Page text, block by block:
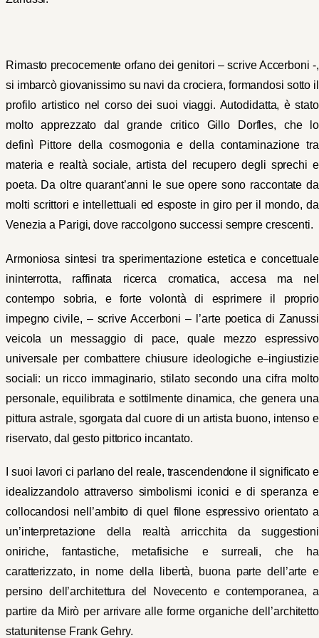
Rimasto precocemente orfano dei genitori – scrive Accerboni -,
si imbarcò giovanissimo su navi da crociera, formandosi sotto il
profilo artistico nel corso dei suoi viaggi. Autodidatta, è stato
molto apprezzato dal grande critico Gillo Dorfles, che lo
definì Pittore della cosmogonia e della contaminazione tra
materia e realtà sociale, artista del recupero degli sprechi e
poeta. Da oltre quarant’anni le sue opere sono raccontate da
molti scrittori e intellettuali ed esposte in giro per il mondo, da
Venezia a Parigi, dove raccolgono successi sempre crescenti.
Armoniosa sintesi tra sperimentazione estetica e concettuale
ininterrotta, raffinata ricerca cromatica, accesa ma nel
contempo sobria, e forte volontà di esprimere il proprio
impegno civile, – scrive Accerboni – l’arte poetica di Zanussi
veicola un messaggio di pace, quale mezzo espressivo
universale per combattere chiusure ideologiche e ingiustizie
sociali: un ricco immaginario, stilato secondo una cifra molto
personale, equilibrata e sottilmente dinamica, che genera una
pittura astrale, sgorgata dal cuore di un artista buono, intenso e
riservato, dal gesto pittorico incantato.
I suoi lavori ci parlano del reale, trascendendone il significato e
idealizzandolo attraverso simbolismi iconici e di speranza e
collocandosi nell’ambito di quel filone espressivo orientato a
un’interpretazione della realtà arricchita da suggestioni
oniriche, fantastiche, metafisiche e surreali, che ha
caratterizzato, in nome della libertà, buona parte dell’arte e
persino dell’architettura del Novecento e contemporanea, a
partire da Mirò per arrivare alle forme organiche dell’architetto
statunitense Frank Gehry.